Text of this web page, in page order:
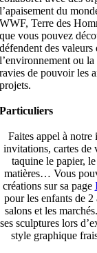
l’apaisement du
WWF, Terre des
que vous pouvez
défendent des
l’environnement ou
ravies de pouvoir les
projets.
Particuliers
Faites appel à
invitations, cartes
taquine le papier,
matières… Vous
créations sur sa page
pour les enfants de 2
salons et les
ses sculptures lors
style graphique